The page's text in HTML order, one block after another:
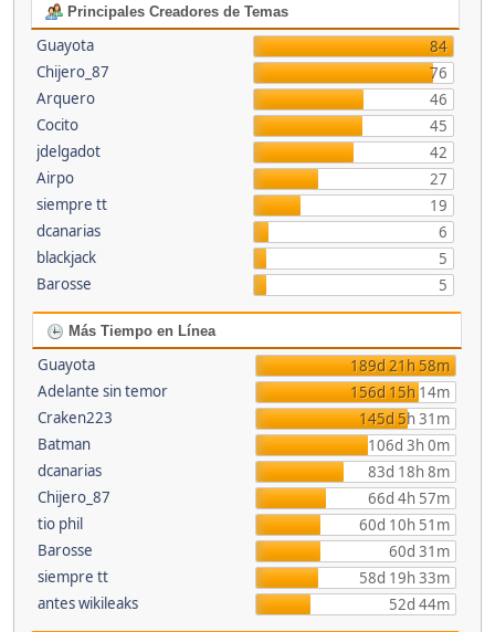
Principales Creadores de Temas
Guayota
84
Chijero_87
76
Arquero
46
Cocito
45
jdelgadot
42
Airpo
27
siempre tt
19
dcanarias
6
blackjack
5
Barosse
5
Más Tiempo en Línea
Guayota
189d 21h 58m
Adelante sin temor
156d 15h 14m
Craken223
145d 5h 31m
Batman
106d 3h 0m
dcanarias
83d 18h 8m
Chijero_87
66d 4h 57m
tio phil
60d 10h 51m
Barosse
60d 31m
siempre tt
58d 19h 33m
antes wikileaks
52d 44m